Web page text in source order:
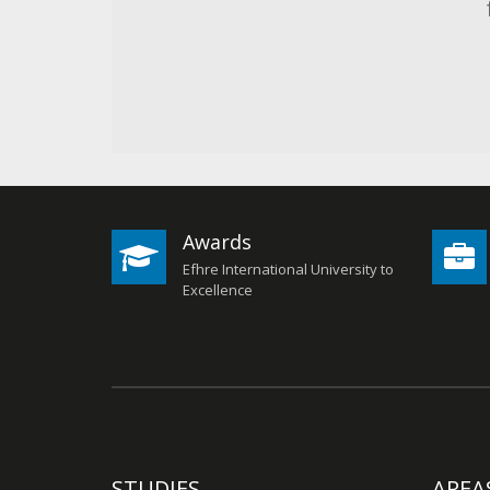
soluciones necesarias para
Awards
Efhre International University to
Excellence